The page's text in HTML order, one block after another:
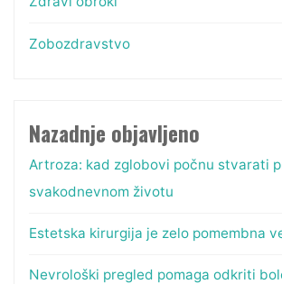
Zobozdravstvo
Nazadnje objavljeno
Artroza: kad zglobovi počnu stvarati
svakodnevnom životu
Estetska kirurgija je zelo pomembna
Nevrološki pregled pomaga odkriti